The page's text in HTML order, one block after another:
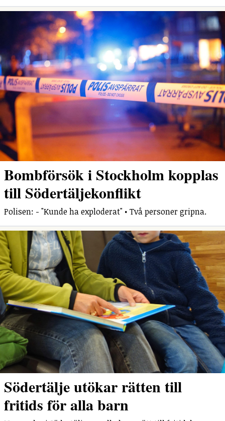
Bombförsök i Stockholm kopplas
till Södertäljekonflikt
Polisen: - "Kunde ha exploderat" • Två personer gripna.
Södertälje utökar rätten till
fritids för alla barn